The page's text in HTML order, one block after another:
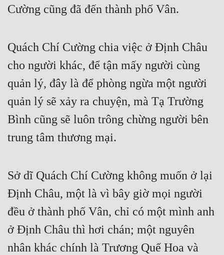
Cường cũng đã đến thành phố Vân.
Quách Chí Cường chia việc ở Định Châu
cho người khác, để tận mấy người cùng
quản lý, đây là để phòng ngừa một người
quản lý sẽ xảy ra chuyện, mà Tạ Trường
Bình cũng sẽ luôn trông chừng người bên
trung tâm thương mại.
Sở dĩ Quách Chí Cường không muốn ở lại
Định Châu, một là vì bây giờ mọi người
đều ở thành phố Vân, chỉ có một mình anh
ở Định Châu thì hơi chán; một nguyên
nhân khác chính là Trương Quế Hoa và